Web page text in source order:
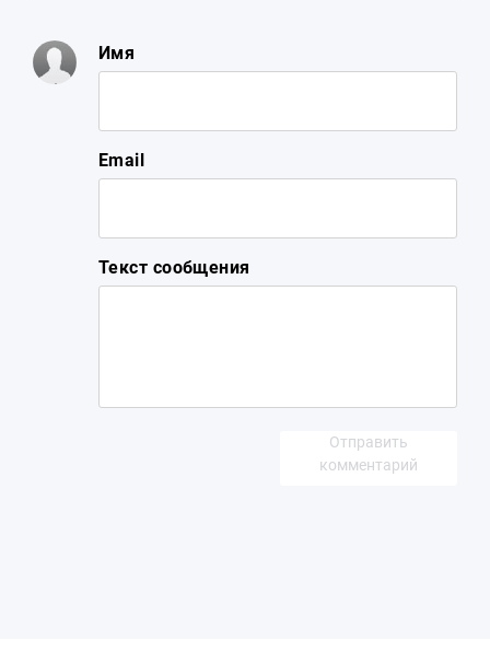
Имя
Email
Текст сообщения
Отправить
комментарий